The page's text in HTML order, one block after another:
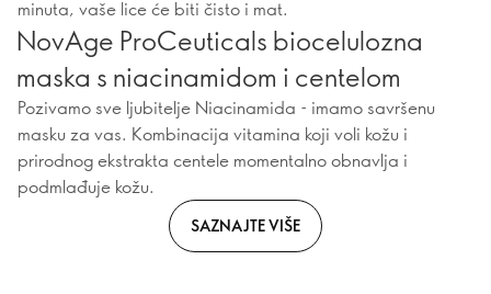
minuta, vaše lice će biti čisto i mat.
NovAge ProCeuticals biocelulozna
maska s niacinamidom i centelom
Pozivamo sve ljubitelje Niacinamida - imamo savršenu
masku za vas. Kombinacija vitamina koji voli kožu i
prirodnog ekstrakta centele momentalno obnavlja i
podmlađuje kožu.
SAZNAJTE VIŠE